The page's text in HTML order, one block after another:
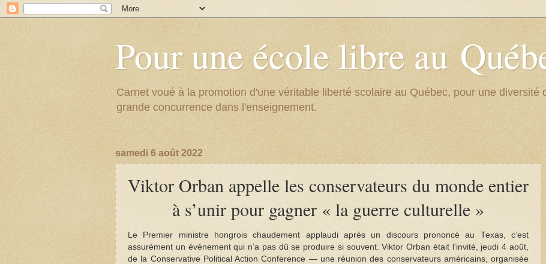
Pour une école libre au
Carnet voué à la promotion d'une véritable liberté scolaire au Québec, pour une diversité
grande concurrence dans l'enseignement.
samedi 6 août 2022
Viktor Orban appelle les conservateurs du monde entier
à s’unir pour gagner « la guerre culturelle »
Le Premier ministre hongrois chaudement applaudi après un discours prononcé au Texas, c’est
assurément un événement qui n’a pas dû se produire si souvent. Viktor Orban était l’invité, jeudi 4 août,
de la Conservative Political Action Conference — une réunion des conservateurs américains, organisée